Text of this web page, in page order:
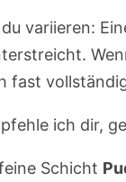
variieren:
fast
ich dir,
Schicht